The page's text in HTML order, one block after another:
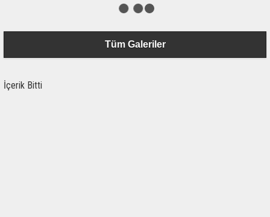
Tüm Galeriler
İçerik Bitti